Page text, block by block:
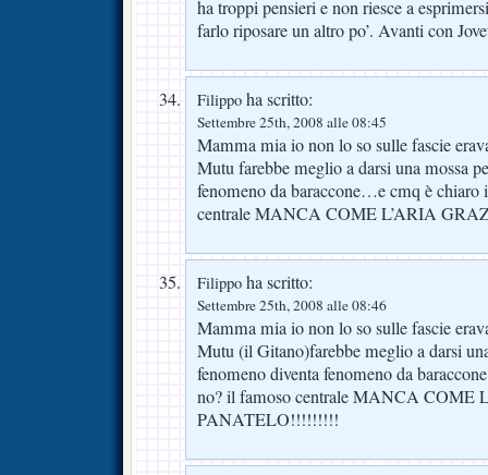
ha troppi pensieri e non riesce a
farlo riposare un altro po’. Avanti con
Filippo ha scritto:
Settembre 25th, 2008 alle 08:45
Mamma mia io non lo so sulle fascie
Mutu farebbe meglio a darsi una mossa
fenomeno da baraccone…e cmq è chiaro
centrale MANCA COME L’ARIA
Filippo ha scritto:
Settembre 25th, 2008 alle 08:46
Mamma mia io non lo so sulle fascie
Mutu (il Gitano)farebbe meglio a darsi
fenomeno diventa fenomeno da
no? il famoso centrale MANCA COME
PANATELO!!!!!!!!!